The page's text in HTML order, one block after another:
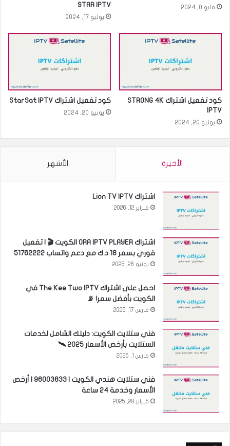
مايو 8, 2024
STAR IPTV
يوليو 17, 2024
كود تفعيل اشتراك STRONG 4K
IPTV
يونيو 20, 2024
كود تفعيل اشتراك StarSat IPTV
يونيو 20, 2024
الأخيرة الأشهر
اشتراك Lion TV IPTV
فبراير 12, 2026
اشتراك ORA IPTV PLAYER الكويت 🎬 | تفعيل
فوري بسعر 18 د.ك مع دعم واتساب 51762222
يونيو 26, 2025
احصل على اشتراك The Kee Two IPTV في
الكويت بأفضل سعر! 📡
مارس 17, 2025
فني ستلايت الكويت: دليلك الشامل لخدمات
الستلايت بأرخص الأسعار 2025 🛰️
مارس 1, 2025
فني ستلايت هندي الكويت | 96003833 | أرخص
الأسعار وخدمة 24 ساعة
فبراير 28, 2025